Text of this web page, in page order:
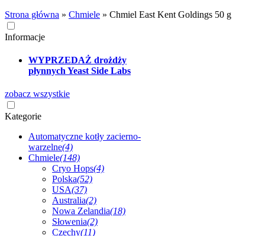
Strona główna » Chmiele » Chmiel East Kent Goldings 50 g
Informacje
WYPRZEDAŻ drożdży
płynnych Yeast Side Labs
zobacz wszystkie
Kategorie
Automatyczne kotły zacierno-
warzelne(4)
Chmiele(148)
Cryo Hops(4)
Polska(52)
USA(37)
Australia(2)
Nowa Zelandia(18)
Słowenia(2)
Czechy(11)